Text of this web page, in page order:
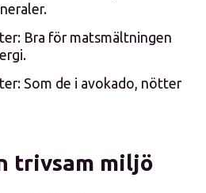
Bra för matsmältningen
Som de i avokado, nötter
trivsam miljö